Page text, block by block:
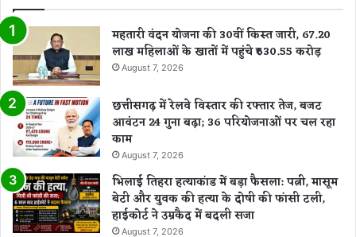
महतारी वंदन योजना की 30वीं किस्त जारी, 67.20
लाख महिलाओं के खातों में पहुंचे ₹630.55 करोड़
August 7, 2026
छत्तीसगढ़ में रेलवे विस्तार की रफ्तार तेज, बजट
आवंटन 24 गुना बढ़ा; 36 परियोजनाओं पर चल रहा
काम
August 7, 2026
भिलाई तिहरा हत्याकांड में बड़ा फैसला: पत्नी, मासूम
बेटी और युवक की हत्या के दोषी की फांसी टली,
हाईकोर्ट ने उम्रकैद में बदली सजा
August 7, 2026